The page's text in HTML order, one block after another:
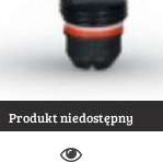
Produkt niedostępny